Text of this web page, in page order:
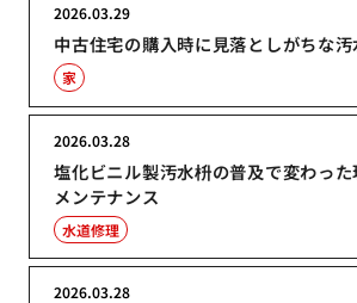
中古住宅の購入時に見落としがちな
2026.03.29
家
塩化ビニル製汚水枡の普及で変わっ
メンテナンス
2026.03.28
水道修理
2026.03.28